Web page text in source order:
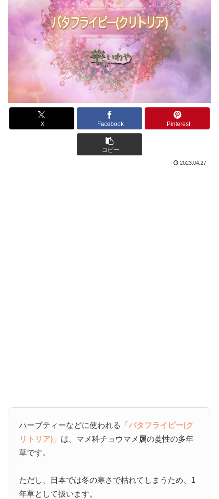
X Facebook Pinterest
コピー
2023.04.27
ハーブティーなどに使われる
「バタフライピー(ク
リトリア)」 は、マメ科チョウマメ属の蔓性の多年
草です。
ただし、日本では冬の寒さで枯れてしまうため、1
年草として扱います。